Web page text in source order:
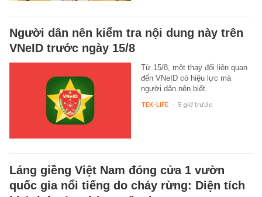
Người dân nên kiểm tra nội dung này trên
VNeID trước ngày 15/8
Từ 15/8, một thay đổi liên quan
đến VNeID có hiệu lực mà
người dân nên biết.
TEK-LIFE - 5 giờ trước
Láng giềng Việt Nam đóng cửa 1 vườn
quốc gia nổi tiếng do cháy rừng: Diện tích